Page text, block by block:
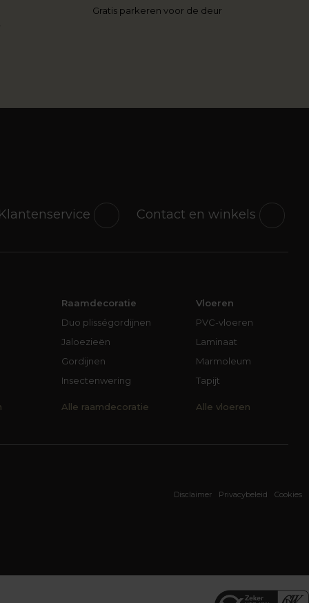
Gratis parkeren voor de deur
Contact en winkels
Raamdecoratie
Duo plisségordijnen
Jaloezieën
Gordijnen
Insectenwering
Alle raamdecoratie
Vloeren
PVC-vloeren
Laminaat
Marmoleum
Tapijt
Alle vloeren
Disclaimer Privacybeleid Cookies